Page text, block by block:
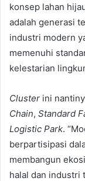
konsep lahan
adalah generasi
industri modern
memenuhi
kelestarian
Cluster ini
Chain, Standard
Logistic Park.
berpartisipasi
membangun
halal dan industri